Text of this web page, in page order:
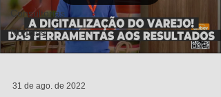
Consultorias
Notícias
31 de ago. de 2022